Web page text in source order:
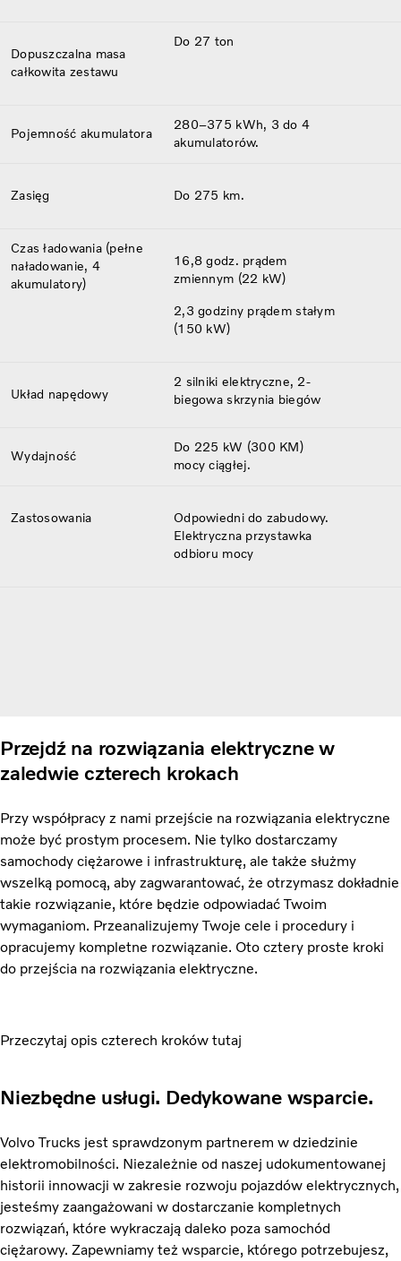
Dopuszczalna masa
całkowita zestawu
Do 27 ton
Pojemność akumulatora
280–375 kWh, 3 do 4
akumulatorów.
Zasięg Do 275 km.
Czas ładowania (pełne
naładowanie​, 4
akumulatory​)
16,8 godz. prądem
zmiennym (22 kW)
2,3 godziny prądem stałym
(150 kW)
Układ napędowy
2 silniki elektryczne, 2-
biegowa skrzynia biegów
Wydajność
Do 225 kW (300 KM)
mocy ciągłej.
Zastosowania
Odpowiedni do zabudowy.
Elektryczna przystawka
odbioru mocy
Przejdź na rozwiązania elektryczne w
zaledwie czterech krokach
Przy współpracy z nami przejście na rozwiązania elektryczne
może być prostym procesem. Nie tylko dostarczamy
samochody ciężarowe i infrastrukturę, ale także służmy
wszelką pomocą, aby zagwarantować, że otrzymasz dokładnie
takie rozwiązanie, które będzie odpowiadać Twoim
wymaganiom. Przeanalizujemy Twoje cele i procedury i
opracujemy kompletne rozwiązanie. Oto cztery proste kroki
do przejścia na rozwiązania elektryczne.
Przeczytaj opis czterech kroków tutaj
Niezbędne usługi. Dedykowane wsparcie.
Volvo Trucks jest sprawdzonym partnerem w dziedzinie
elektromobilności. Niezależnie od naszej udokumentowanej
historii innowacji w zakresie rozwoju pojazdów elektrycznych,
jesteśmy zaangażowani w dostarczanie kompletnych
rozwiązań, które wykraczają daleko poza samochód
ciężarowy. Zapewniamy też wsparcie, którego potrzebujesz,